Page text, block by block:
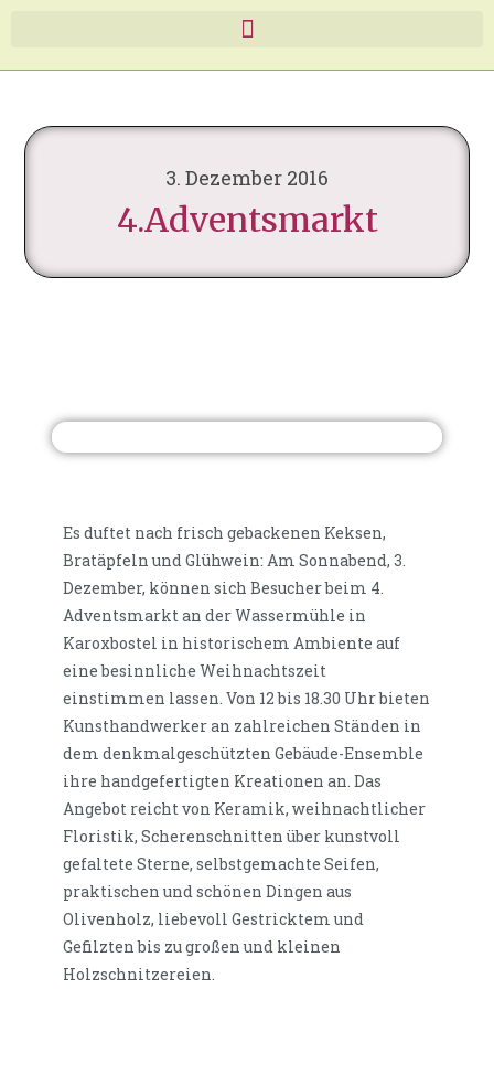
3. Dezember 2016
4.Adventsmarkt
Es duftet nach frisch gebackenen Keksen,
Bratäpfeln und Glühwein: Am Sonnabend, 3.
Dezember, können sich Besucher beim 4.
Adventsmarkt an der Wassermühle in
Karoxbostel in historischem Ambiente auf
eine besinnliche Weihnachtszeit
einstimmen lassen. Von 12 bis 18.30 Uhr bieten
Kunsthandwerker an zahlreichen Ständen in
dem denkmalgeschützten Gebäude-Ensemble
ihre handgefertigten Kreationen an. Das
Angebot reicht von Keramik, weihnachtlicher
Floristik, Scherenschnitten über kunstvoll
gefaltete Sterne, selbstgemachte Seifen,
praktischen und schönen Dingen aus
Olivenholz, liebevoll Gestricktem und
Gefilzten bis zu großen und kleinen
Holzschnitzereien.